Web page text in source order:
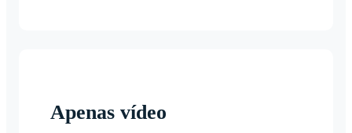
Apenas vídeo